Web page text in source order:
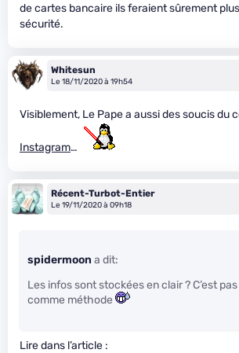
de cartes bancaire ils feraient sûrement
sécurité.
Whitesun
Le 18/11/2020 à 19h54
Visiblement, Le Pape a aussi des soucis du
Instagram…
Récent-Turbot-Entier
Le 19/11/2020 à 09h18
spidermoon a dit:
Les infos sont stockées en clair ? C’est
comme méthode
Lire dans l’article :